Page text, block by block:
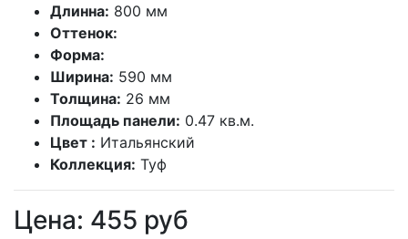
Длинна: 800 мм
Оттенок:
Форма:
Ширина: 590 мм
Толщина: 26 мм
Площадь панели: 0.47 кв.м.
Цвет : Итальянский
Коллекция: Туф
Цена: 455 руб